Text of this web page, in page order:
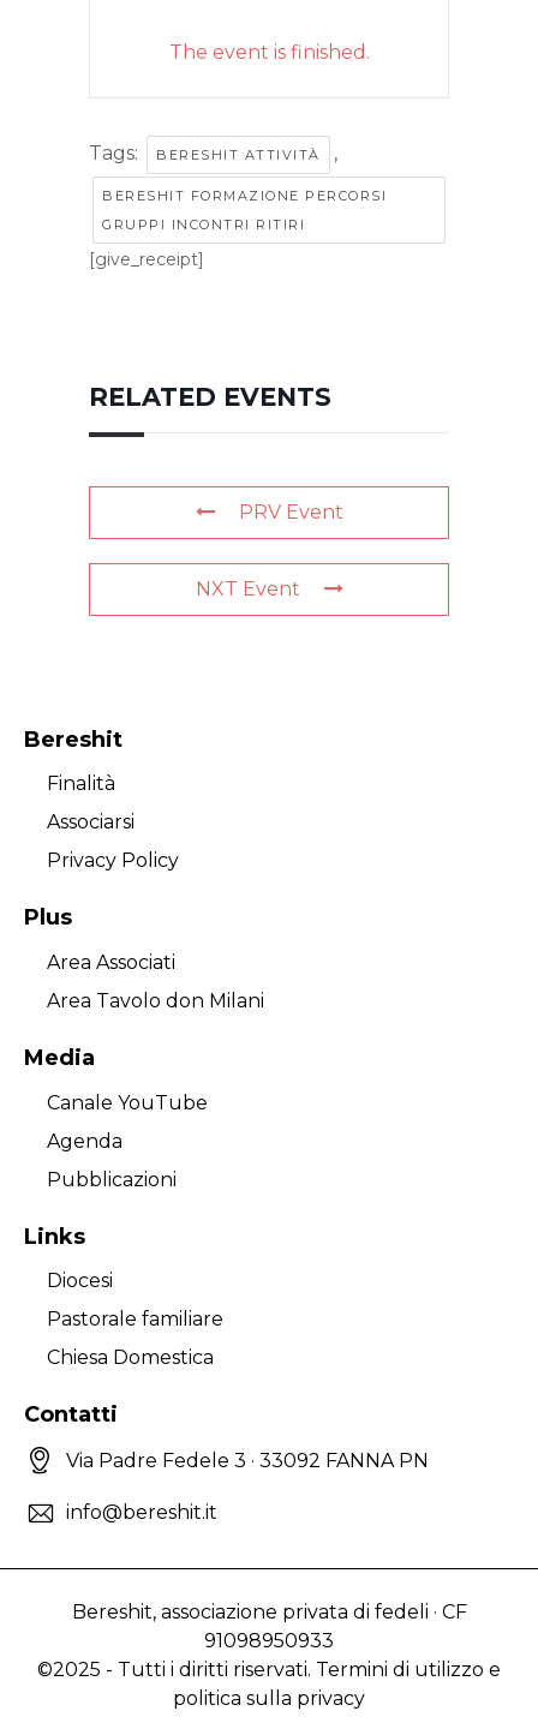
The event is finished.
Tags: BERESHIT ATTIVITÀ ,
BERESHIT FORMAZIONE PERCORSI
GRUPPI INCONTRI RITIRI
[give_receipt]
RELATED EVENTS
PRV Event
NXT Event
Bereshit
Finalità
Associarsi
Privacy Policy
Plus
Area Associati
Area Tavolo don Milani
Media
Canale YouTube
Agenda
Pubblicazioni
Links
Diocesi
Pastorale familiare
Chiesa Domestica
Contatti
Via Padre Fedele 3 · 33092 FANNA PN
info@bereshit.it
Bereshit, associazione privata di fedeli · CF
91098950933
©2025 - Tutti i diritti riservati. Termini di utilizzo e
politica sulla privacy